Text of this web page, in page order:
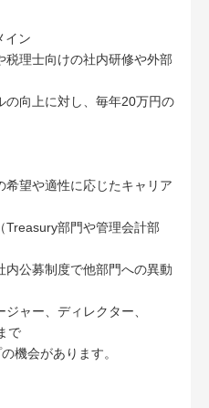
イン
税理士向けの社内研修や外部
の向上に対し、毎年20万円の
希望や適性に応じたキャリア
Treasury部門や管理会計部
公募制度で他部門への異動
ャー、ディレクター、
で
機会があります。